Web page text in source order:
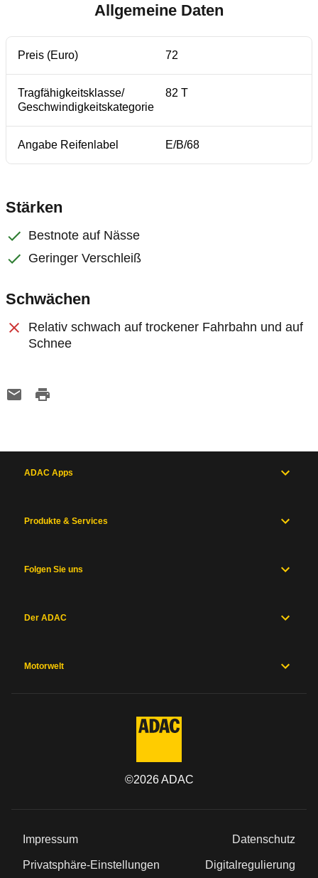
Allgemeine Daten
Preis (Euro) 72
Tragfähigkeitsklasse/
Geschwindigkeitskategorie
82 T
Angabe Reifenlabel E/B/68
Stärken
Bestnote auf Nässe
Geringer Verschleiß
Schwächen
Relativ schwach auf trockener Fahrbahn und auf
Schnee
ADAC Apps
Produkte & Services
Folgen Sie uns
Der ADAC
Motorwelt
©2026ADAC
Impressum Datenschutz
Privatsphäre-Einstellungen Digitalregulierung